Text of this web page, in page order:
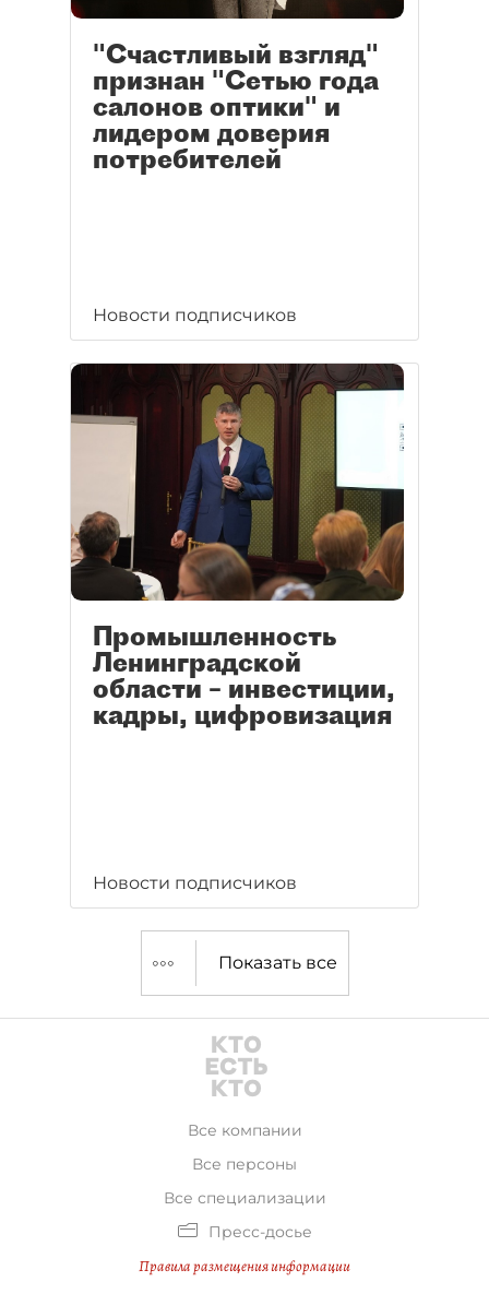
"Счастливый взгляд"
признан "Сетью года
салонов оптики" и
лидером доверия
потребителей
Новости подписчиков
Промышленность
Ленинградской
области – инвестиции,
кадры, цифровизация
Новости подписчиков
Показать все
Все компании
Все персоны
Все специализации
Пресс-досье
Правила размещения информации